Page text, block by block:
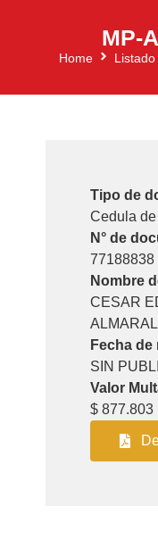
MP-
Home
Tipo de
Cedula
N° de
77188838
Nombre
CESAR
Fecha
SIN
Valor
$ 877.803